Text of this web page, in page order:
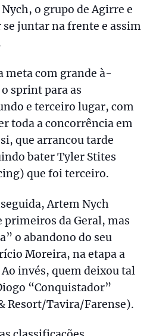
o grupo de Agirre e
se juntar na frente e assim
meta com grande à-
sprint para as
e terceiro lugar, com
toda a concorrência em
que arrancou tarde
bater Tyler Stites
que foi terceiro.
Artem Nych
primeiros da Geral, mas
o abandono do seu
Moreira, na etapa a
invés, quem deixou tal
“Conquistador”
Resort/Tavira/Farense).